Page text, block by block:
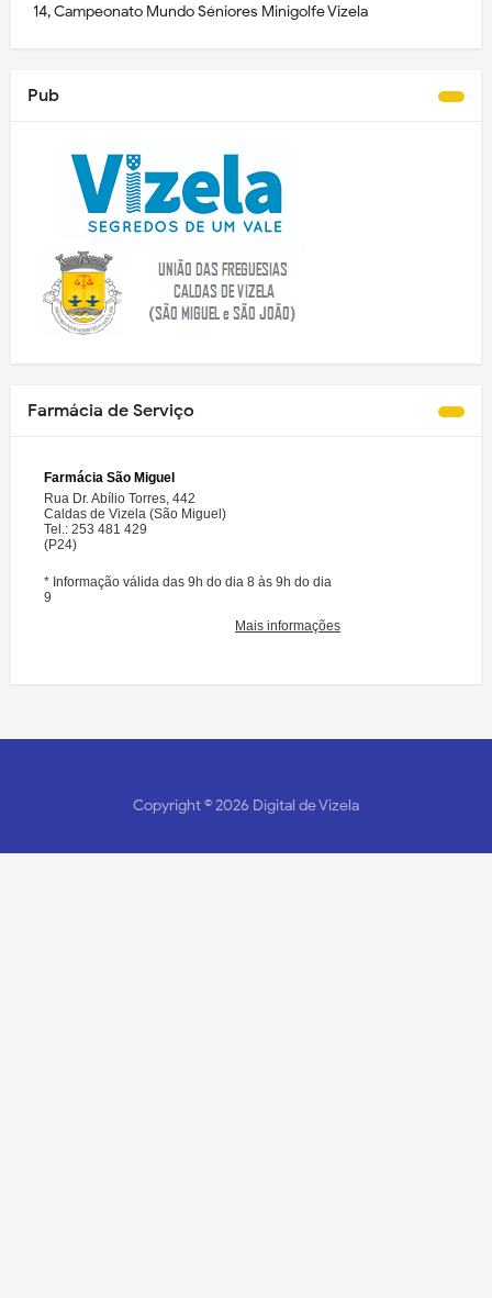
14, Campeonato Mundo Séniores Minigolfe Vizela
Pub
Farmácia de Serviço
Copyright ©2026 Digital de Vizela